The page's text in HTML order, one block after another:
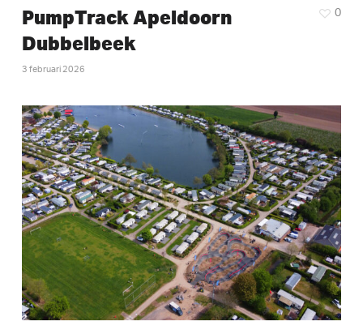
PumpTrack Apeldoorn
Dubbelbeek
3 februari 2026
0